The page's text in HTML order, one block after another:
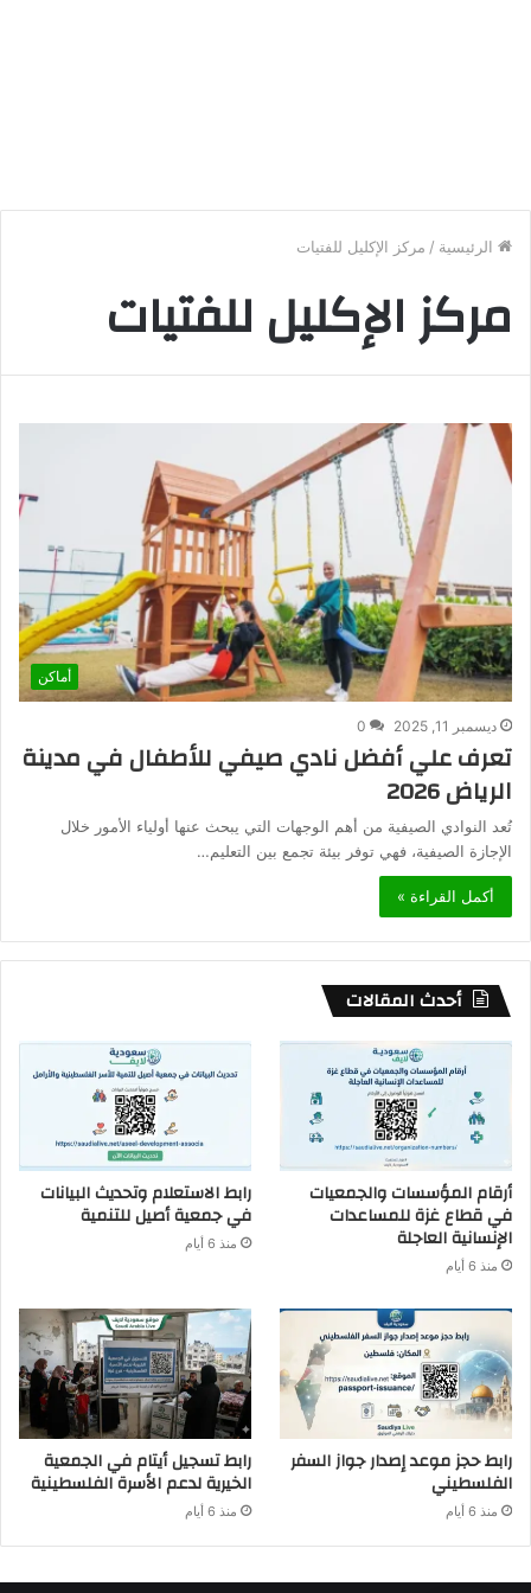
الرئيسية / مركز الإكليل للفتيات
مركز الإكليل للفتيات
أماكن
ديسمبر 11, 2025 0
تعرف علي أفضل نادي صيفي للأطفال في مدينة
الرياض 2026
تُعد النوادي الصيفية من أهم الوجهات التي يبحث عنها أولياء الأمور خلال
الإجازة الصيفية، فهي توفر بيئة تجمع بين التعليم…
أكمل القراءة »
أحدث المقالات
أرقام المؤسسات والجمعيات
في قطاع غزة للمساعدات
الإنسانية العاجلة
منذ 6 أيام
رابط الاستعلام وتحديث البيانات
في جمعية أصيل للتنمية
منذ 6 أيام
رابط حجز موعد إصدار جواز السفر
الفلسطيني
منذ 6 أيام
رابط تسجيل أيتام في الجمعية
الخيرية لدعم الأسرة الفلسطينية
منذ 6 أيام